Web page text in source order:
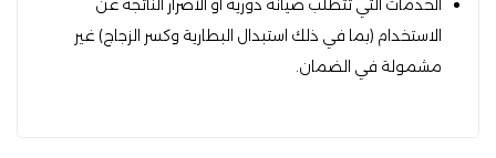
الخدمات التي تتطلب صيانة دورية أو الأضرار الناتجة عن
الاستخدام (بما في ذلك استبدال البطارية وكسر الزجاج) غير
مشمولة في الضمان.